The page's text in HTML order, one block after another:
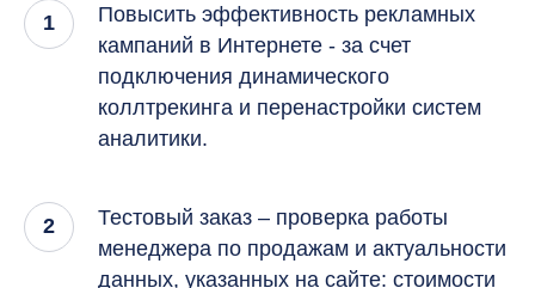
Повысить эффективность рекламных
кампаний в Интернете - за счет
подключения динамического
коллтрекинга и перенастройки систем
аналитики.
Тестовый заказ – проверка работы
менеджера по продажам и актуальности
данных, указанных на сайте: стоимости